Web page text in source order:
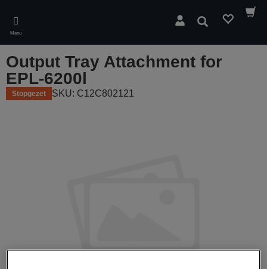
main
content
Menu
Zoeken
Output Tray Attachment for
EPL-6200l
Stopgezet SKU: C12C802121